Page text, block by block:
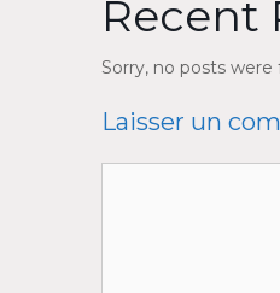
Recent
Sorry, no posts were
Laisser un